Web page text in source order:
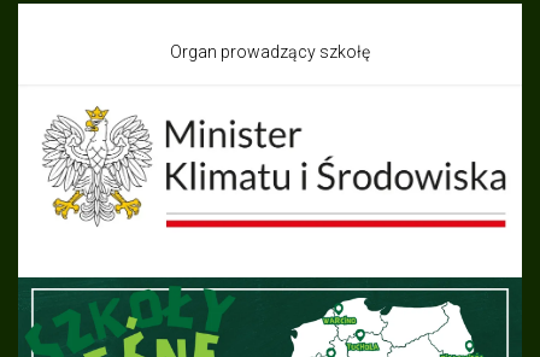
Organ prowadzący szkołę